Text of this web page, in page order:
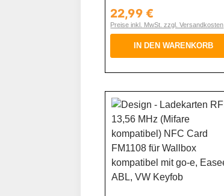
Regulärer Preis:
22,99 €
Preise inkl. MwSt. zzgl. Versandkosten
IN DEN WARENKORB